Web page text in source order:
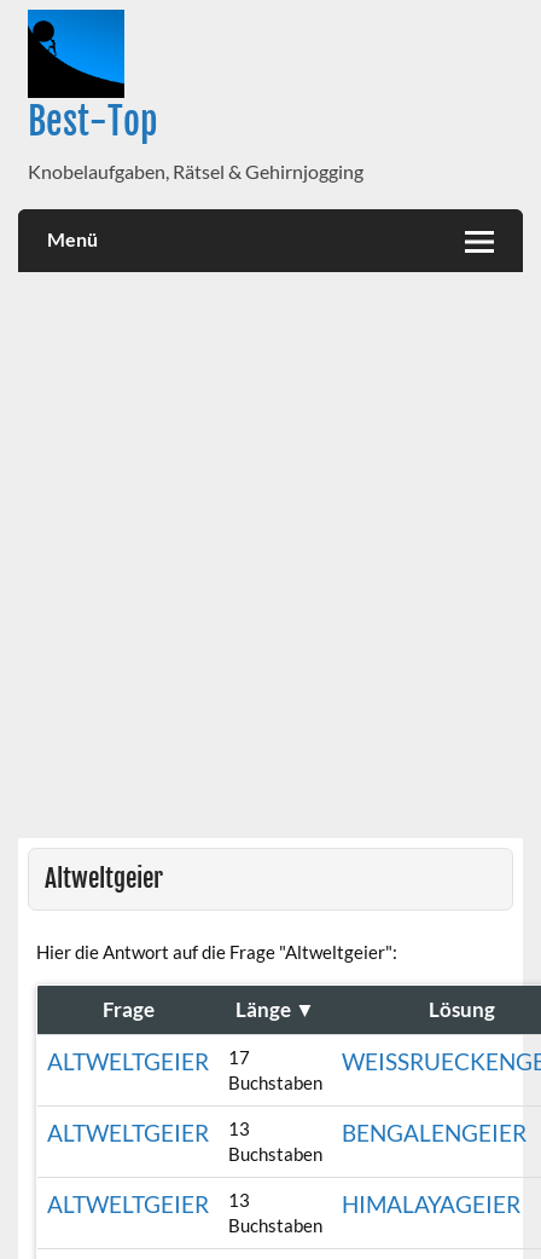
Best-Top
Knobelaufgaben, Rätsel & Gehirnjogging
Menü
Altweltgeier
Hier die Antwort auf die Frage "Altweltgeier":
Frage Länge ▼ Lösung
ALTWELTGEIER
17
Buchstaben
ALTWELTGEIER
13
Buchstaben
BENGALENGEIER
ALTWELTGEIER
13
Buchstaben
HIMALAYAGEIER